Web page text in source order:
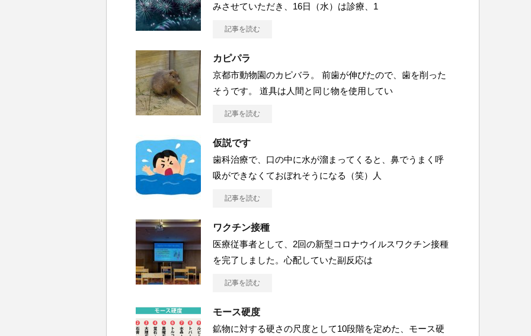
みさせていただき、16日（水）は診療、1
記事を読む
カピパラ
京都市動物園のカピバラ。 前歯が伸びたので、歯を削った
そうです。 道具は人間と同じ物を使用してい
記事を読む
仮説です
歯科治療で、口の中に水が溜まってくると、鼻でうまく呼
吸ができなくておぼれそうになる（笑）人
記事を読む
ワクチン接種
医療従事者として、2回の新型コロナウイルスワクチン接種
を完了しました。心配していた副反応は
記事を読む
モース硬度
鉱物に対する硬さの尺度として10段階を定めた、モース硬